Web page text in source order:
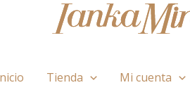
Tienda Mi cuenta